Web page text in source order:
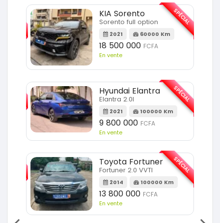
KIA Sorento
Sorento full option
2021 60000 Km
18 500 000 FCFA
En vente
SPÉCIAL
Hyundai Elantra
Elantra 2.0l
2021 100000 Km
9 800 000 FCFA
En vente
SPÉCIAL
Toyota Fortuner
Fortuner 2.0 VVTI
2014 100000 Km
13 800 000 FCFA
En vente
SPÉCIAL